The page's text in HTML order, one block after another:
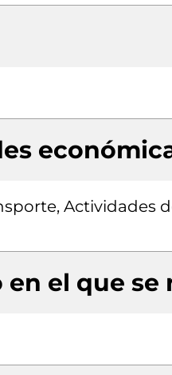
Actividades
el que se